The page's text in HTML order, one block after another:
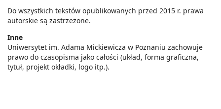
Do wszystkich tekstów opublikowanych przed 2015 r. prawa
autorskie są zastrzeżone.
Inne
Uniwersytet im. Adama Mickiewicza w Poznaniu zachowuje
prawo do czasopisma jako całości (układ, forma graficzna,
tytuł, projekt okładki, logo itp.).